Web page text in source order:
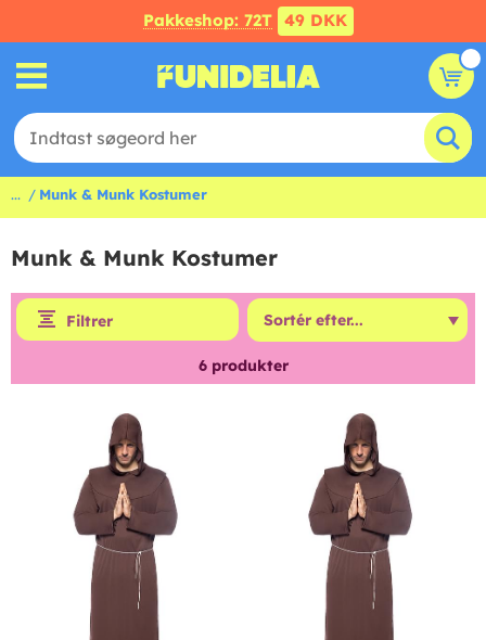
Pakkeshop: 72T 49 DKK
... Munk & Munk Kostumer
Munk & Munk Kostumer
Filtrer
6produkter